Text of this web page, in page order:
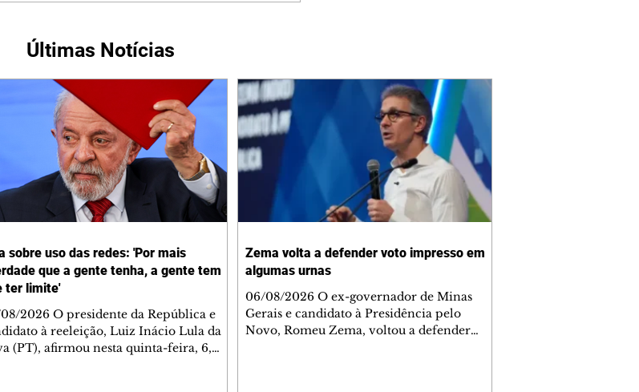
Últimas Notícias
sobre uso das redes: 'Por mais
que a gente tenha, a gente tem
ter limite'
2026 O presidente da República e
à reeleição, Luiz Inácio Lula da
(PT), afirmou nesta quinta-feira, 6,
Zema volta a defender voto impresso em
algumas urnas
06/08/2026 O ex-governador de Minas
Gerais e candidato à Presidência pelo
Novo, Romeu Zema, voltou a defender